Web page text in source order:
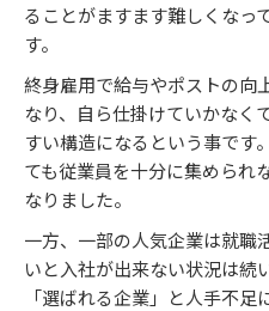
ることがますます難しくなっ
す。
終身雇用で給与やポストの向
なり、自ら仕掛けていかなく
すい構造になるという事です
ても従業員を十分に集められ
なりました。
一方、一部の人気企業は就職
いと入社が出来ない状況は続
「選ばれる企業」と人手不